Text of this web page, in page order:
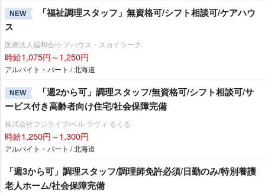
NEW
「福祉調理スタッフ」無資格可/シフト相談可/ケアハウ
ス
医療法人福和会/ケアハウス・スカイラーク
時給1,075円～1,250円
アルバイト・パート / 北海道
NEW
「週2から可」調理スタッフ/無資格可/シフト相談可/サ
ービス付き高齢者向け住宅/社会保障完備
株式会社フジライフ/ベル ラヴィ るくる
時給1,250円～1,300円
アルバイト・パート / 北海道
「週3から可」調理スタッフ/調理師免許必須/日勤のみ/特別養護
老人ホーム/社会保障完備